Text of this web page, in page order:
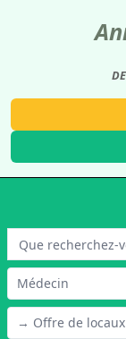
Médecin
→ Offre de